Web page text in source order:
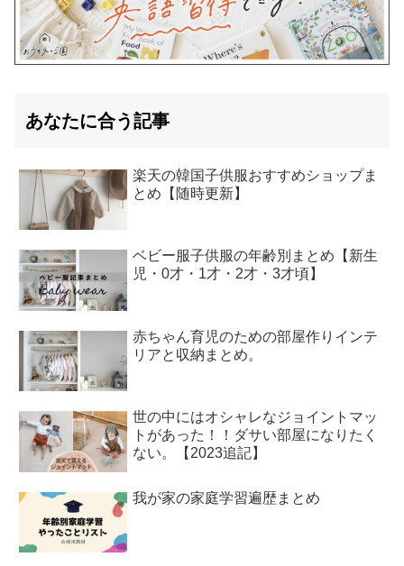
あなたに合う記事
楽天の韓国子供服おすすめショップま
とめ【随時更新】
ベビー服子供服の年齢別まとめ【新生
児・0才・1才・2才・3才頃】
赤ちゃん育児のための部屋作りインテ
リアと収納まとめ。
世の中にはオシャレなジョイントマッ
トがあった！！ダサい部屋になりたく
ない。【2023追記】
我が家の家庭学習遍歴まとめ